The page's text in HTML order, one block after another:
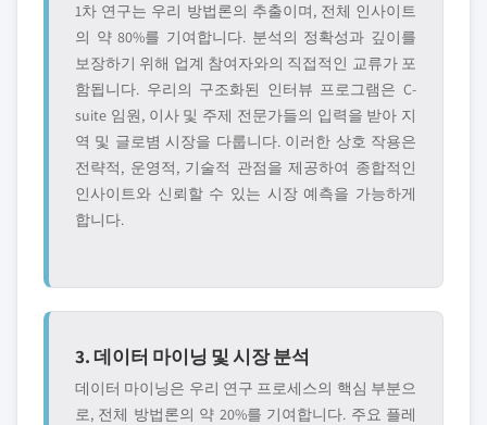
1차 연구는 우리 방법론의 추출이며, 전체 인사이트
의 약 80%를 기여합니다. 분석의 정확성과 깊이를
보장하기 위해 업계 참여자와의 직접적인 교류가 포
함됩니다. 우리의 구조화된 인터뷰 프로그램은 C-
suite 임원, 이사 및 주제 전문가들의 입력을 받아 지
역 및 글로볌 시장을 다룹니다. 이러한 상호 작용은
전략적, 운영적, 기술적 관점을 제공하여 종합적인
인사이트와 신뢰할 수 있는 시장 예측을 가능하게
합니다.
3. 데이터 마이닝 및 시장 분석
데이터 마이닝은 우리 연구 프로세스의 핵심 부분으
로, 전체 방법론의 약 20%를 기여합니다. 주요 플레